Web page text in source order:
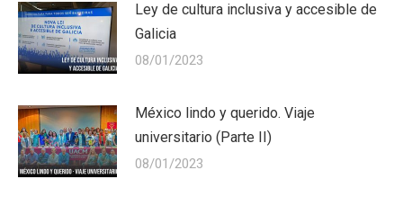
Ley de cultura inclusiva y accesible de
Galicia
08/01/2023
México lindo y querido. Viaje
universitario (Parte II)
08/01/2023